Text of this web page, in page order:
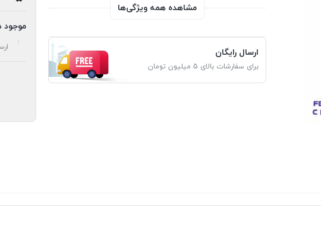
مشاهده همه ویژگی‌ها
ارسال رایگان
برای سفارشات بالای 5 میلیون تومان
موجود